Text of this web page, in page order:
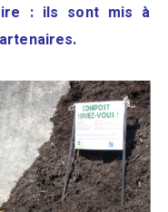
: ils sont mis à